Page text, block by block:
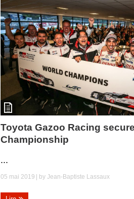
Toyota Gazoo Racing
Championship
...
05 mai 2019 | byJean-Baptiste Lassaux